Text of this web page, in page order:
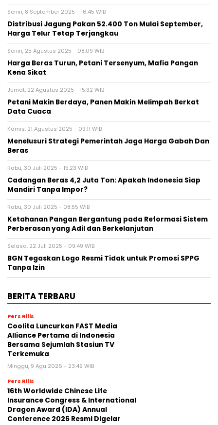
Senin, 8 September 2025 - 16:45 WIB
Distribusi Jagung Pakan 52.400 Ton Mulai September,
Harga Telur Tetap Terjangkau
Senin, 25 Agustus 2025 - 08:09 WIB
Harga Beras Turun, Petani Tersenyum, Mafia Pangan
Kena Sikat
Jumat, 22 Agustus 2025 - 15:32 WIB
Petani Makin Berdaya, Panen Makin Melimpah Berkat
Data Cuaca
Kamis, 21 Agustus 2025 - 09:11 WIB
Menelusuri Strategi Pemerintah Jaga Harga Gabah Dan
Beras
Rabu, 30 Juli 2025 - 15:23 WIB
Cadangan Beras 4,2 Juta Ton: Apakah Indonesia Siap
Mandiri Tanpa Impor?
Rabu, 30 Juli 2025 - 08:55 WIB
Ketahanan Pangan Bergantung pada Reformasi Sistem
Perberasan yang Adil dan Berkelanjutan
Selasa, 22 Juli 2025 - 09:49 WIB
BGN Tegaskan Logo Resmi Tidak untuk Promosi SPPG
Tanpa Izin
BERITA TERBARU
Pers Rilis
Coolita Luncurkan FAST Media
Alliance Pertama di Indonesia
Bersama Sejumlah Stasiun TV
Terkemuka
Minggu, 9 Agu 2026 - 23:49 WIB
Pers Rilis
16th Worldwide Chinese Life
Insurance Congress & International
Dragon Award (IDA) Annual
Conference 2026 Resmi Digelar